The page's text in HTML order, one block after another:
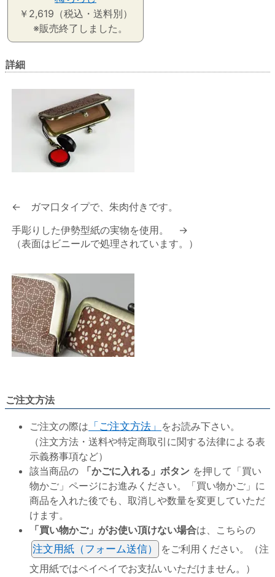
￥2,619（税込・送料別）
※販売終了しました。
詳細
← ガマ口タイプで、朱肉付きです。
手彫りした伊勢型紙の実物を使用。 →
（表面はビニールで処理されています。）
ご注文方法
ご注文の際は 「ご注文方法」 をお読み下さい。
（注文方法・送料や特定商取引に関する法律による表
示義務事項など）
該当商品の
「かごに入れる」ボタン を押して「買い
物かご」ページにお進みください。「買い物かご」に
商品を入れた後でも、取消しや数量を変更していただ
けます。
「買い物かご」がお使い頂けない場合は、こちらの
注文用紙（フォーム送信）
をご利用ください。（注
文用紙ではペイペイでお支払いいただけません。）